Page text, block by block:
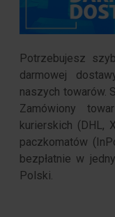
Potrzebujesz
darmowej
naszych towarów.
Zamówiony
kurierskich (DHL,
paczkomatów
bezpłatnie w
Polski.